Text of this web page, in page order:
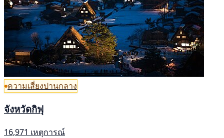
ความเสี่ยงปานกลาง
จังหวัดกิฟุ
16,971 เหตุการณ์